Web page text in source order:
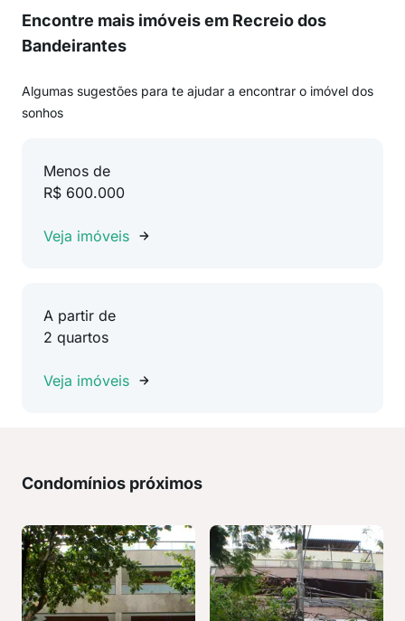
Encontre mais imóveis em Recreio dos
Bandeirantes
Algumas sugestões para te ajudar a encontrar o imóvel dos
sonhos
Menos de
R$ 600.000
Veja imóveis
A partir de
2 quartos
Veja imóveis
Condomínios próximos